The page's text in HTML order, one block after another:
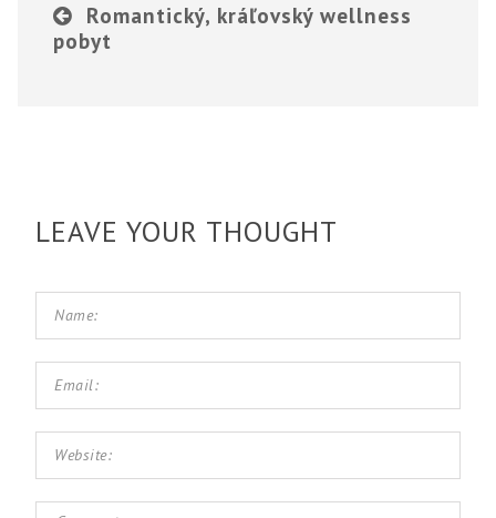
Romantický, kráľovský wellness
pobyt
LEAVE YOUR THOUGHT